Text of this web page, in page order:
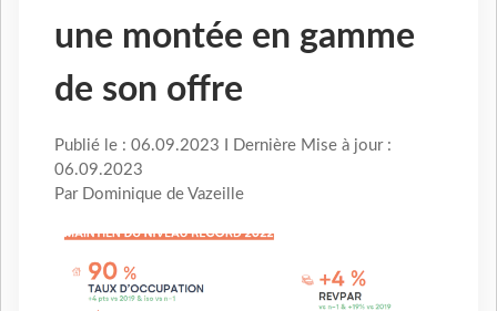
une montée en gamme
de son offre
Publié le : 06.09.2023 I Dernière Mise à jour :
06.09.2023
Par Dominique de Vazeille